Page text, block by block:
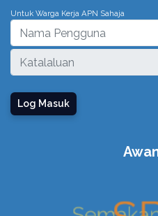
Untuk Warga Kerja APN Sahaja
Log Masuk